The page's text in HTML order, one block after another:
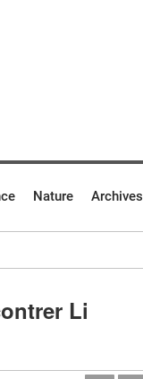
Nature Archives
Li